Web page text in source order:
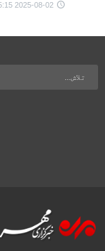
2025-08-02 15:15